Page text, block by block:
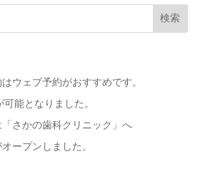
ウェブ予約がおすすめです。
能となりました。
さかの歯科クリニック」へ
ープンしました。